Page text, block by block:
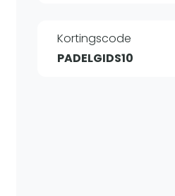
Kortingscode
PADELGIDS10